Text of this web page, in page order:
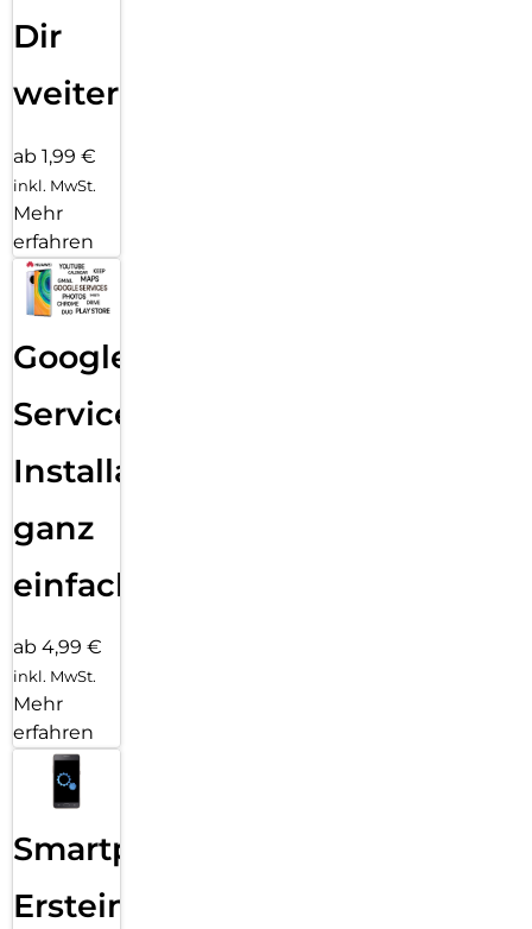
Dir
weiter
ab 1,99 €
inkl. MwSt.
Mehr
erfahren
Google
Services
Installation
ganz
einfach
ab 4,99 €
inkl. MwSt.
Mehr
erfahren
Smartphone
Ersteinrichtung